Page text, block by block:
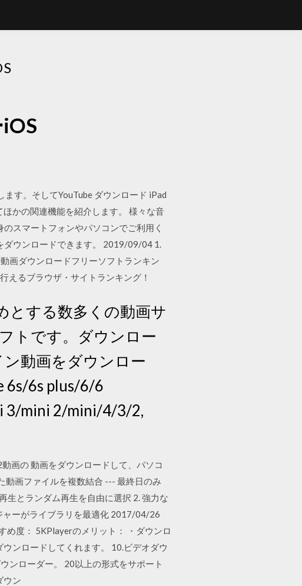
す。そしてYouTube ダウンロード iPad
かの関連機能を紹介します。 様々な音
スマートフォンやパソコンでご利用く
ダウンロードできます。 2019/09/04 1.
画ダウンロードフリーソフトランキン
えるブラウザ・サイトランキング！
とする数多くの動画サ
トです。ダウンロー
動画をダウンロー
6s/6s plus/6/6
3/mini 2/mini/4/3/2,
画の 動画をダウンロードして、パソコ
動画ファイルを複数結合 --- 最終日のみ
生とランダム再生を自由に選択 2. 強力な
ャーがライブラリを最適化 2017/04/26
度： 5KPlayerのメリット： ・ダウンロ
ンロードしてくれます。 10.ビデオダウ
ンローダー。 20以上の形式をサポート
ウン